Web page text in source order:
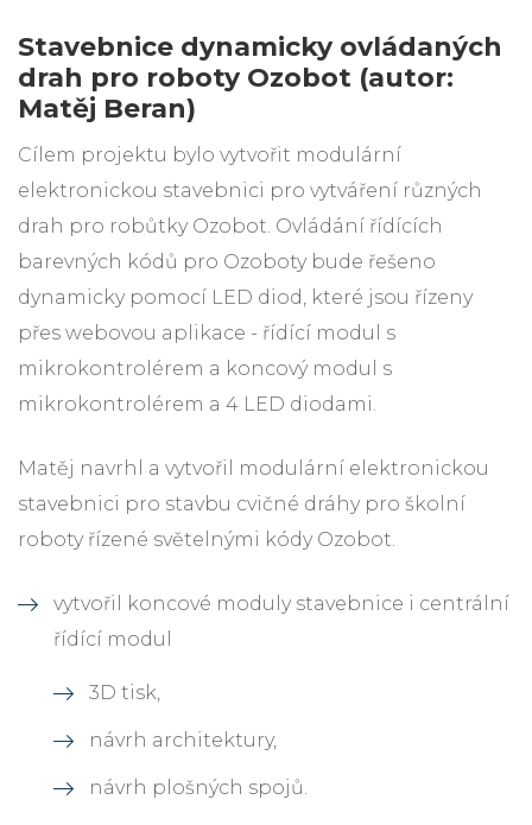
Stavebnice dynamicky ovládaných
drah pro roboty Ozobot (autor:
Matěj Beran)
Cílem projektu bylo vytvořit modulární
elektronickou stavebnici pro vytváření různých
drah pro robůtky Ozobot. Ovládání řídících
barevných kódů pro Ozoboty bude řešeno
dynamicky pomocí LED diod, které jsou řízeny
přes webovou aplikace - řídící modul s
mikrokontrolérem a koncový modul s
mikrokontrolérem a 4 LED diodami.
Matěj navrhl a vytvořil modulární elektronickou
stavebnici pro stavbu cvičné dráhy pro školní
roboty řízené světelnými kódy Ozobot.
vytvořil koncové moduly stavebnice i centrální
řídící modul
3D tisk,
návrh architektury,
návrh plošných spojů.